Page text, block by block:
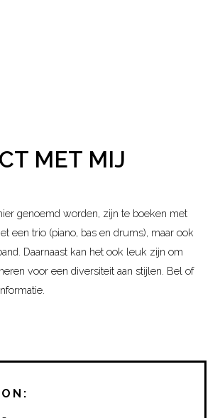
MET MIJ
genoemd worden, zijn te boeken met
een trio (piano, bas en drums), maar ook
Daarnaast kan het ook leuk zijn om
voor een diversiteit aan stijlen. Bel of